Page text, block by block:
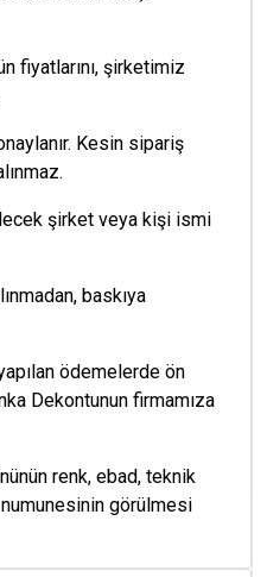
fiyatlarını, şirketimiz
Kesin sipariş
şirket veya kişi ismi
baskıya
ödemelerde ön
Dekontunun firmamıza
renk, ebad, teknik
görülmesi